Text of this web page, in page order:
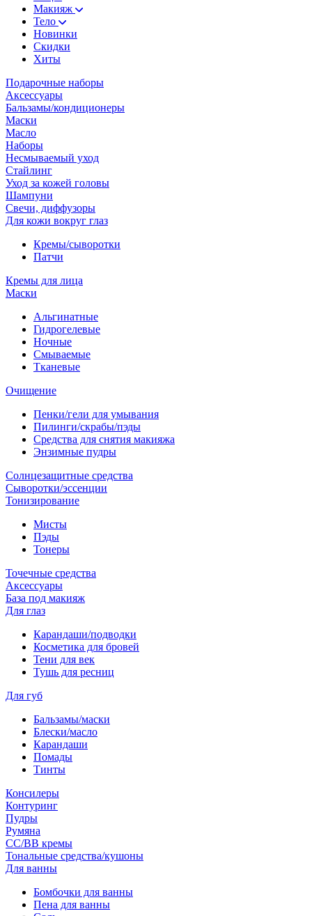
Макияж
Тело
Новинки
Скидки
Хиты
Подарочные наборы
Аксессуары
Бальзамы/кондиционеры
Маски
Масло
Наборы
Несмываемый уход
Стайлинг
Уход за кожей головы
Шампуни
Свечи, диффузоры
Для кожи вокруг глаз
Кремы/сыворотки
Патчи
Кремы для лица
Маски
Альгинатные
Гидрогелевые
Ночные
Смываемые
Тканевые
Очищение
Пенки/гели для умывания
Пилинги/скрабы/пэды
Средства для снятия макияжа
Энзимные пудры
Солнцезащитные средства
Сыворотки/эссенции
Тонизирование
Мисты
Пэды
Тонеры
Точечные средства
Аксессуары
База под макияж
Для глаз
Карандаши/подводки
Косметика для бровей
Тени для век
Тушь для ресниц
Для губ
Бальзамы/маски
Блески/масло
Карандаши
Помады
Тинты
Консилеры
Контуринг
Пудры
Румяна
СС/ВВ кремы
Тональные средства/кушоны
Для ванны
Бомбочки для ванны
Пена для ванны